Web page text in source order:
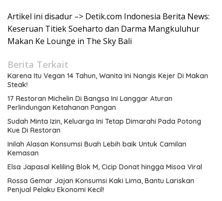
Artikel ini disadur –> Detik.com Indonesia Berita News:
Keseruan Titiek Soeharto dan Darma Mangkuluhur
Makan Ke Lounge in The Sky Bali
Berita Terkait
Karena Itu Vegan 14 Tahun, Wanita Ini Nangis Kejer Di Makan
Steak!
17 Restoran Michelin Di Bangsa Ini Langgar Aturan
Perlindungan Ketahanan Pangan
Sudah Minta Izin, Keluarga Ini Tetap Dimarahi Pada Potong
Kue Di Restoran
Inilah Alasan Konsumsi Buah Lebih baik Untuk Camilan
Kemasan
Elsa Japasal Keliling Blok M, Cicip Donat hingga Misoa Viral
Rossa Gemar Jajan Konsumsi Kaki Lima, Bantu Lariskan
Penjual Pelaku Ekonomi Kecil!